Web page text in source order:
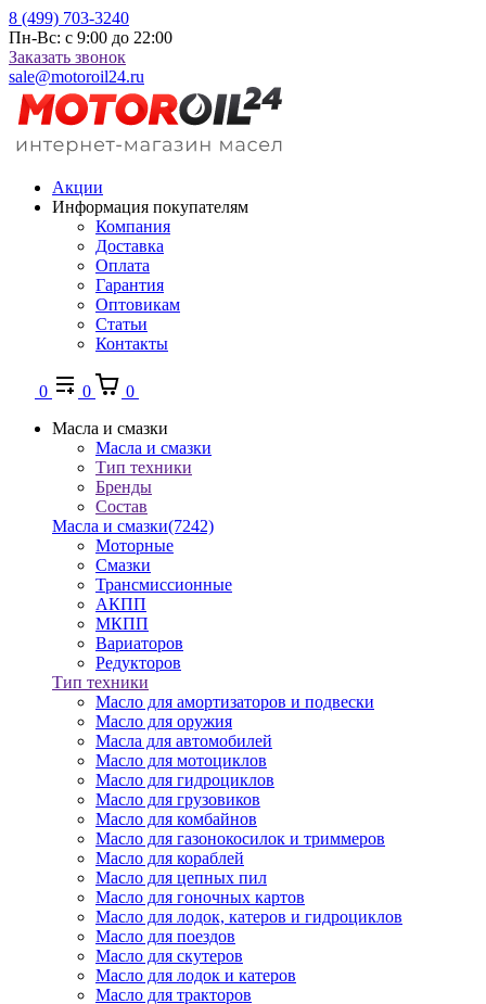
8 (499) 703-3240
Пн-Вс: с 9:00 до 22:00
Заказать звонок
sale@motoroil24.ru
Акции
Информация покупателям
Компания
Доставка
Оплата
Гарантия
Оптовикам
Статьи
Контакты
0 0
0
Масла и смазки
Масла и смазки
Тип техники
Бренды
Состав
Масла и смазки(7242)
Моторные
Смазки
Трансмиссионные
АКПП
МКПП
Вариаторов
Редукторов
Тип техники
Масло для амортизаторов и подвески
Масло для оружия
Масла для автомобилей
Масло для мотоциклов
Масло для гидроциклов
Масло для грузовиков
Масло для комбайнов
Масло для газонокосилок и триммеров
Масло для кораблей
Масло для цепных пил
Масло для гоночных картов
Масло для лодок, катеров и гидроциклов
Масло для поездов
Масло для скутеров
Масло для лодок и катеров
Масло для тракторов